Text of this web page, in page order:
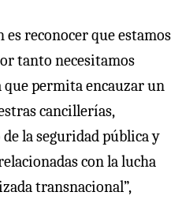
reconocer que estamos
tanto necesitamos
permita encauzar un
cancillerías,
la seguridad pública y
con la lucha
transnacional”,